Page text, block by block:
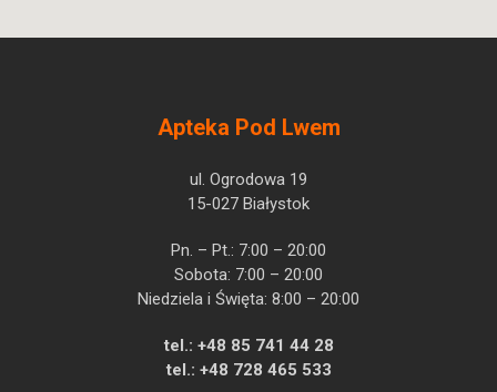
Apteka Pod Lwem
ul. Ogrodowa 19
15-027 Białystok
Pn. – Pt.: 7:00 – 20:00
Sobota: 7:00 – 20:00
Niedziela i Święta: 8:00 – 20:00
tel.: +48 85 741 44 28
tel.: +48 728 465 533